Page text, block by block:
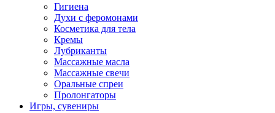
Гигиена
Духи с феромонами
Косметика для тела
Кремы
Лубриканты
Массажные масла
Массажные свечи
Оральные спреи
Пролонгаторы
Игры, сувениры